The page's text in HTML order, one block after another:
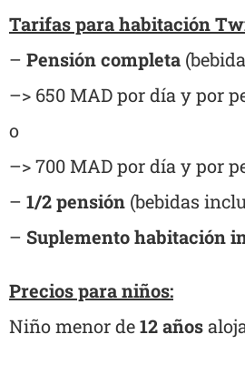
Tarifas para habitación
– Pensión completa
–> 650 MAD por día y por
o
–> 700 MAD por día y por
– 1/2 pensión (bebidas
– Suplemento habitación
Precios para niños:
Niño menor de12 años